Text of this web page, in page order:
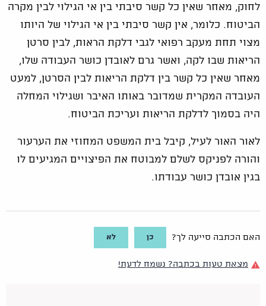
לחוק, מאחר שאין כל קשר סיבתי בין אי הגילוי לבין מקרה
הביטוח. כלומר, אין קשר סיבתי בין אי הגילוי של היותו
מצוי תחת מעקב רפואי לגבי דלקת הראות, לבין סרטן
הריאות שבו לקה, ואשר גרם לאובדן כושר העבודה שלו,
מאחר שאין כל קשר בין דלקת הריאות לבין הסרטן, למעט
העובדה המקרית שמדובר באותו האיבר ושגילוי המחלה
היה בסמוך לדלקת הריאות ועריכת הביטוח.
לאור האור לעיל, קיבל בית המשפט המחוזי את הערעור
והורה לפניקס לשלם למבוטח את הפיצויים המגיעים לו
בגין אובדן כושר עבודתו.
האם הכתבה סייעה לך? כן לא
מצאת טעות בכתבה? נשמח לדעת!